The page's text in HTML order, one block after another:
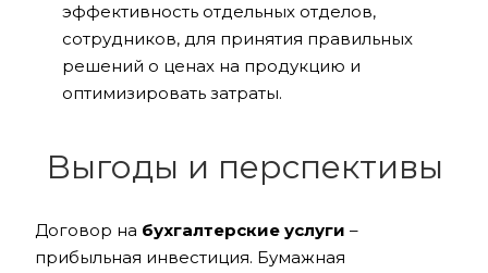
эффективность отдельных отделов,
сотрудников, для принятия правильных
решений о ценах на продукцию и
оптимизировать затраты.
Выгоды и перспективы
Договор на бухгалтерские услуги –
прибыльная инвестиция. Бумажная